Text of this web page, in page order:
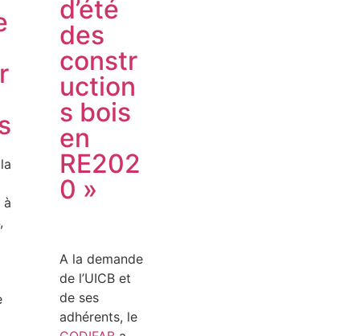
à
d’été
des
constr
uction
s bois
en
RE202
0 »
A la demande
de l’UICB et
de ses
adhérents, le